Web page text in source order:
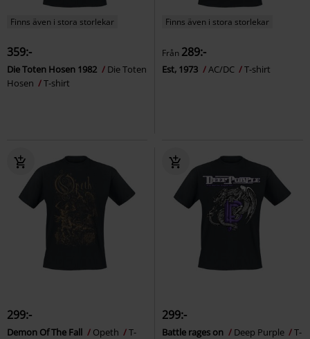
Finns även i stora storlekar
359:-
Die Toten Hosen 1982
Die Toten
Hosen
T-shirt
Finns även i stora storlekar
Från 289:-
Est, 1973 AC/DC T-shirt
299:-
Demon Of The Fall Opeth
T-
299:-
Battle rages on Deep Purple
T-